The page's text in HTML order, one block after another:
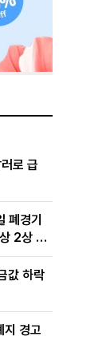
로 급
폐경기
2상 결
값 하락
지 경고